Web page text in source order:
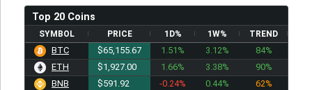
Top 20 Coins
SYMBOL PRICE 1D% 1W% TREND
BTC $65,155.67 1.51% 3.12%
84%
ETH
$1,927.00 1.66% 3.38%
90%
BNB
$591.92 -0.24% 0.44%
62%